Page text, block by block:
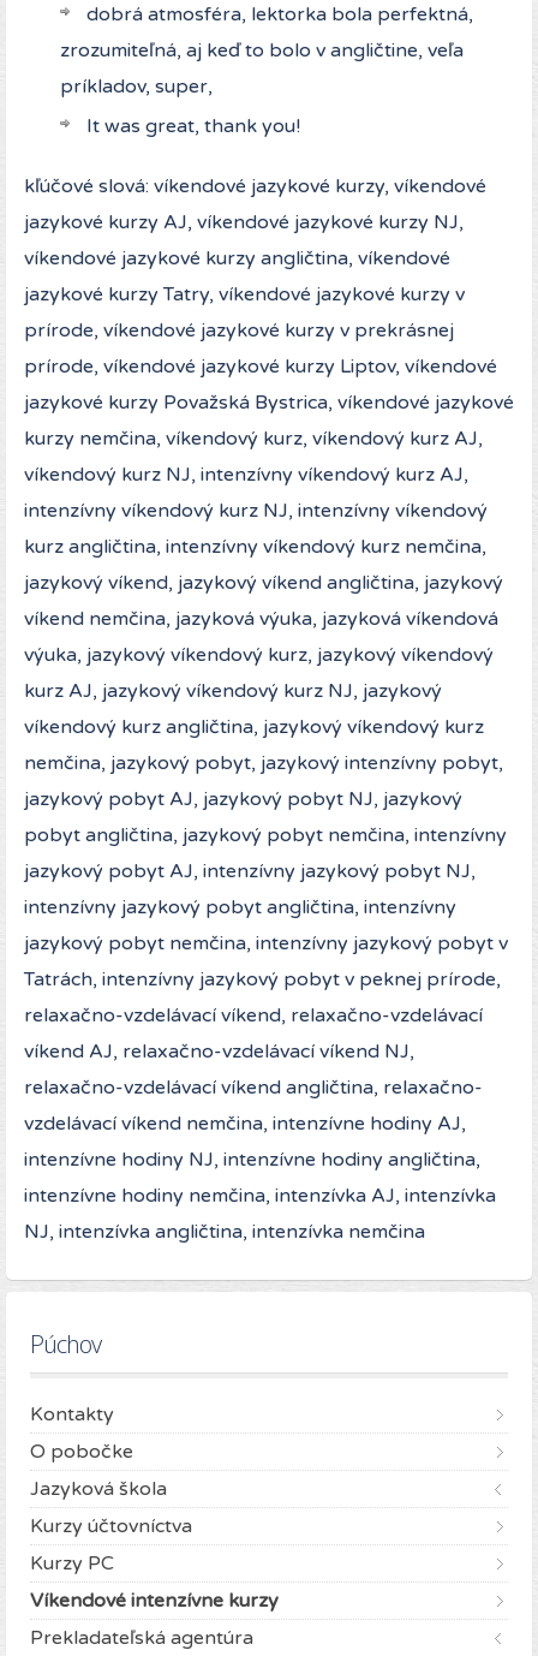
dobrá atmosféra, lektorka bola perfektná,
zrozumiteľná, aj keď to bolo v angličtine, veľa
príkladov, super,
It was great, thank you!
kľúčové slová: víkendové jazykové kurzy, víkendové
jazykové kurzy AJ, víkendové jazykové kurzy NJ,
víkendové jazykové kurzy angličtina, víkendové
jazykové kurzy Tatry, víkendové jazykové kurzy v
prírode, víkendové jazykové kurzy v prekrásnej
prírode, víkendové jazykové kurzy Liptov, víkendové
jazykové kurzy Považská Bystrica, víkendové jazykové
kurzy nemčina, víkendový kurz, víkendový kurz AJ,
víkendový kurz NJ, intenzívny víkendový kurz AJ,
intenzívny víkendový kurz NJ, intenzívny víkendový
kurz angličtina, intenzívny víkendový kurz nemčina,
jazykový víkend, jazykový víkend angličtina, jazykový
víkend nemčina, jazyková výuka, jazyková víkendová
výuka, jazykový víkendový kurz, jazykový víkendový
kurz AJ, jazykový víkendový kurz NJ, jazykový
víkendový kurz angličtina, jazykový víkendový kurz
nemčina, jazykový pobyt, jazykový intenzívny pobyt,
jazykový pobyt AJ, jazykový pobyt NJ, jazykový
pobyt angličtina, jazykový pobyt nemčina, intenzívny
jazykový pobyt AJ, intenzívny jazykový pobyt NJ,
intenzívny jazykový pobyt angličtina, intenzívny
jazykový pobyt nemčina, intenzívny jazykový pobyt v
Tatrách, intenzívny jazykový pobyt v peknej prírode,
relaxačno-vzdelávací víkend, relaxačno-vzdelávací
víkend AJ, relaxačno-vzdelávací víkend NJ,
relaxačno-vzdelávací víkend angličtina, relaxačno-
vzdelávací víkend nemčina, intenzívne hodiny AJ,
intenzívne hodiny NJ, intenzívne hodiny angličtina,
intenzívne hodiny nemčina, intenzívka AJ, intenzívka
NJ, intenzívka angličtina, intenzívka nemčina
Púchov
Kontakty
O pobočke
Jazyková škola
Kurzy účtovníctva
Kurzy PC
Víkendové intenzívne kurzy
Prekladateľská agentúra